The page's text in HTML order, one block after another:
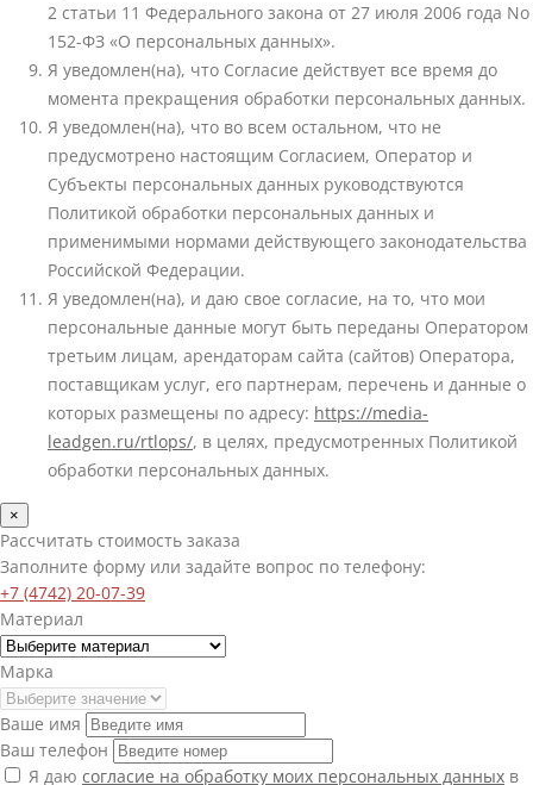
2 статьи 11 Федерального закона от 27 июля 2006 года No
152-ФЗ «О персональных данных».
Я уведомлен(на), что Согласие действует все время до
момента прекращения обработки персональных данных.
Я уведомлен(на), что во всем остальном, что не
предусмотрено настоящим Согласием, Оператор и
Субъекты персональных данных руководствуются
Политикой обработки персональных данных и
применимыми нормами действующего законодательства
Российской Федерации.
Я уведомлен(на), и даю свое согласие, на то, что мои
персональные данные могут быть переданы Оператором
третьим лицам, арендаторам сайта (сайтов) Оператора,
поставщикам услуг, его партнерам, перечень и данные о
которых размещены по адресу: https://media-
leadgen.ru/rtlops/, в целях, предусмотренных Политикой
обработки персональных данных.
×
Рассчитать стоимость заказа
Заполните форму или задайте вопрос по телефону:
+7 (4742) 20-07-39
Материал
Марка
Ваше имя
Ваш телефон
Я даю согласие на обработку моих персональных данных в